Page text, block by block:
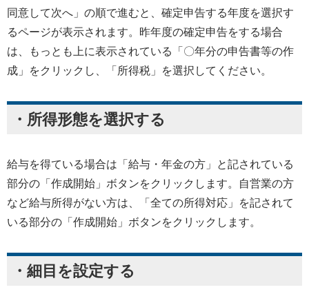
同意して次へ」の順で進むと、確定申告する年度を選択す
るページが表示されます。昨年度の確定申告をする場合
は、もっとも上に表示されている「〇年分の申告書等の作
成」をクリックし、「所得税」を選択してください。
・所得形態を選択する
給与を得ている場合は「給与・年金の方」と記されている
部分の「作成開始」ボタンをクリックします。自営業の方
など給与所得がない方は、「全ての所得対応」を記されて
いる部分の「作成開始」ボタンをクリックします。
・細目を設定する